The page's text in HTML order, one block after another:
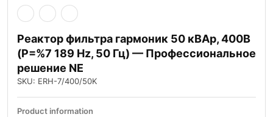
Реактор фильтра гармоник 50 кВАр, 400В
(P=%7 189 Hz, 50 Гц) — Профессиональное
решение NE
SKU: ERH-7/400/50K
Product information